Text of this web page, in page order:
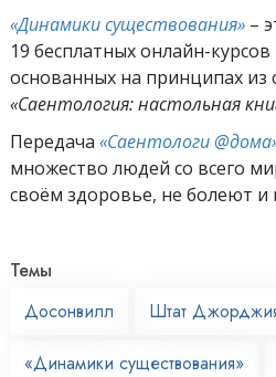
«Динамики существования» –
19 бесплатных онлайн-
основанных на принципах из
«Саентология: настольная
Передача «Саентологи
множество людей со всего
своём здоровье, не болеют и
Темы
Досонвилл
Штат
«Динамики существования»